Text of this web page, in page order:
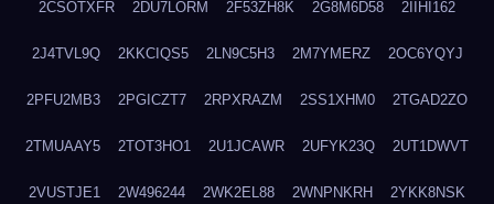
2CSOTXFR 2DU7LORM 2F53ZH8K 2G8M6D58 2IIHI162
2J4TVL9Q 2KKCIQS5 2LN9C5H3 2M7YMERZ 2OC6YQYJ
2PFU2MB3 2PGICZT7 2RPXRAZM 2SS1XHM0 2TGAD2ZO
2TMUAAY5 2TOT3HO1 2U1JCAWR 2UFYK23Q 2UT1DWVT
2VUSTJE1 2W496244 2WK2EL88 2WNPNKRH 2YKK8NSK